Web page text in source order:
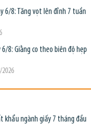
6/8: Tăng vọt lên đỉnh 7 tuần
8: Giằng co theo biên độ hẹp
2026
khẩu ngành giấy 7 tháng đầu